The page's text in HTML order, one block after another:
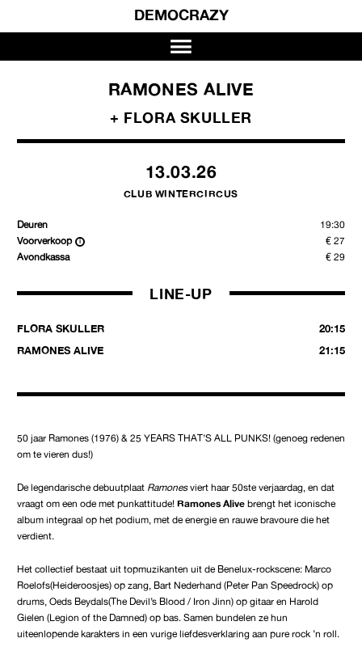
DEMOCRAZY
50 jaar Ramones (1976) & 25 YEARS THAT’S ALL PUNKS! (genoeg redenen
om te vieren dus!)
De legendarische debuutplaat Ramonesviert haar 50ste verjaardag, en dat
vraagt om een ode met punkattitude! Ramones Alive brengt het iconische
album integraal op het podium, met de energie en rauwe bravoure die het
verdient.
Het collectief bestaat uit topmuzikanten uit de Benelux-rockscene: Marco
Roelofs(Heideroosjes) op zang, Bart Nederhand (Peter Pan Speedrock) op
drums, Oeds Beydals(The Devil’s Blood / Iron Jinn) op gitaar en Harold
Gielen (Legion of the Damned) op bas. Samen bundelen ze hun
uiteenlopende karakters in een vurige liefdesverklaring aan pure rock ’n roll.
RAMONES ALIVE
+ FLORA SKULLER
13.03.26
CLUB WINTERCIRCUS
Deuren
19:30
Voorverkoop
€ 27
Avondkassa
€ 29
LINE-UP
FLORA SKULLER
20:15
RAMONES ALIVE
21:15